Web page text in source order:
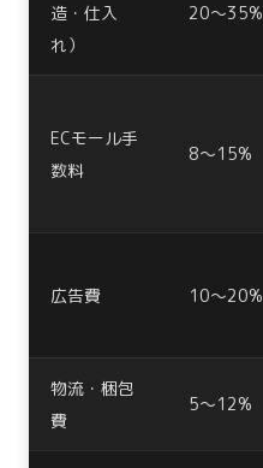
造・仕入
れ）
20〜35%
ECモール手
数料
8〜15%
広告費 10〜20%
物流・梱包
費
5〜12%